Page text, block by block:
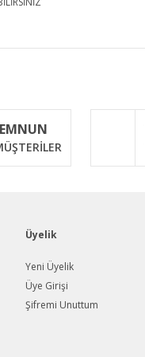
Üyelik
Yeni Üyelik
Üye Girişi
Şifremi Unuttum